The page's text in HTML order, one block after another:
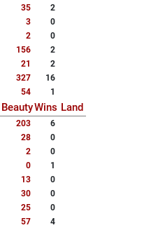
35
2
3
0
2
0
156
2
21
2
327
16
54 1
BeautyWins Land
203
6
28
0
2
0
0
1
13
0
30
0
25
0
57
4